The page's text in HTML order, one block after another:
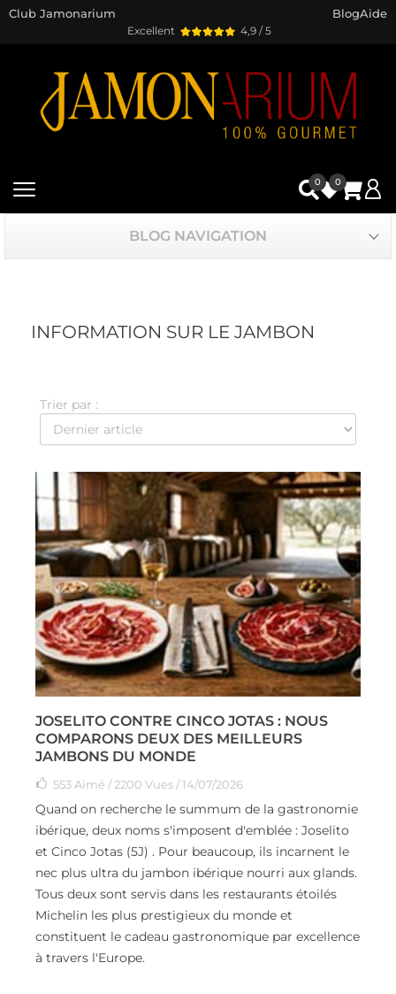
Excellent 4,9 / 5
Club Jamonarium BlogAide
0 0
BLOG NAVIGATION
INFORMATION SUR LE JAMBON
Trier par :
JOSELITO CONTRE CINCO JOTAS : NOUS
COMPARONS DEUX DES MEILLEURS
JAMBONS DU MONDE
553Aimé / 2200 Vues / 14/07/2026
Quand on recherche le summum de la gastronomie
ibérique, deux noms s'imposent d'emblée : Joselito
et Cinco Jotas (5J) . Pour beaucoup, ils incarnent le
nec plus ultra du jambon ibérique nourri aux glands.
Tous deux sont servis dans les restaurants étoilés
Michelin les plus prestigieux du monde et
constituent le cadeau gastronomique par excellence
à travers l'Europe.